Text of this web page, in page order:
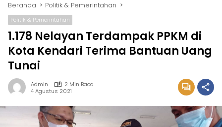
Beranda Politik & Pemerintahan
Politik & Pemerintahan
1.178 Nelayan Terdampak PPKM di
Kota Kendari Terima Bantuan Uang
Tunai
Admin
2 Min Baca
4 Agustus 2021